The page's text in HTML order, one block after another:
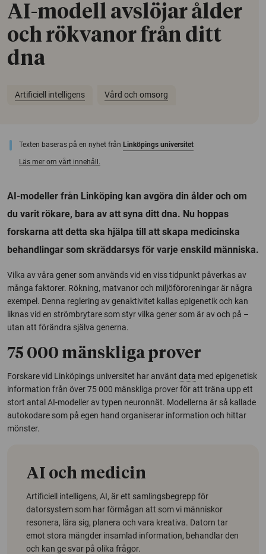
AI-modell avslöjar ålder
och rökvanor från ditt
dna
Artificiell intelligens Vård och omsorg
Texten baseras på en nyhet från Linköpings universitet
Läs mer om vårt innehåll.
AI-modeller från Linköping kan avgöra din ålder och om
du varit rökare, bara av att syna ditt dna. Nu hoppas
forskarna att detta ska hjälpa till att skapa medicinska
behandlingar som skräddarsys för varje enskild människa.
Vilka av våra gener som används vid en viss tidpunkt påverkas av
många faktorer. Rökning, matvanor och miljöföroreningar är några
exempel. Denna reglering av genaktivitet kallas epigenetik och kan
liknas vid en strömbrytare som styr vilka gener som är av och på –
utan att förändra själva generna.
75 000 mänskliga prover
Forskare vid Linköpings universitet har använt data med epigenetisk
information från över 75 000 mänskliga prover för att träna upp ett
stort antal AI-modeller av typen neuronnät. Modellerna är så kallade
autokodare som på egen hand organiserar information och hittar
mönster.
AI och medicin
Artificiell intelligens, AI, är ett samlingsbegrepp för
datorsystem som har förmågan att som vi människor
resonera, lära sig, planera och vara kreativa. Datorn tar
emot stora mängder insamlad information, behandlar den
och kan ge svar på olika frågor.